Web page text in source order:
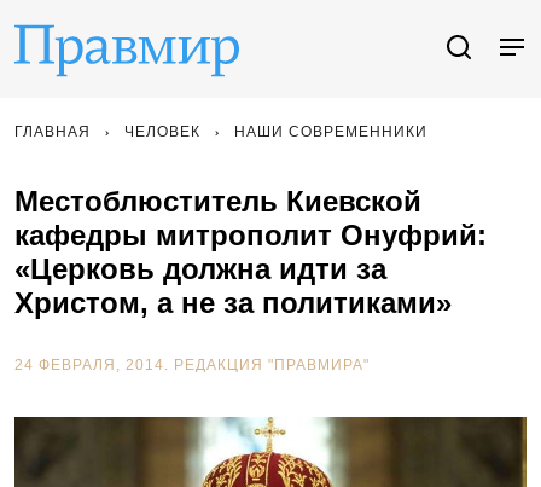
ГЛАВНАЯ ЧЕЛОВЕК НАШИ СОВРЕМЕННИКИ
Местоблюститель Киевской
кафедры митрополит Онуфрий:
«Церковь должна идти за
Христом, а не за политиками»
24 ФЕВРАЛЯ, 2014. РЕДАКЦИЯ "ПРАВМИРА"